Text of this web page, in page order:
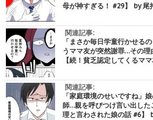
母が神すぎる！ #29】 by 尾
関連記事:
「まさか毎日学童行かせる
うママ友が突然謝罪…その理
【続！貧乏認定してくるマ
関連記事:
「家庭環境のせいですね」
師…親を呼びつけ言い出した
理と言わされた娘の話 #6】